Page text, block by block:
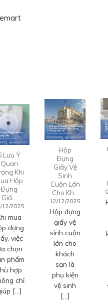
Lưu Ý
Quan
Khi
Hộp
Đựng
Giấ…
12/2025
mua
đựng
việc
chọn
phẩm
hợp
chỉ
[…]
Hộp
Đựng
Giấy Vệ
Sinh
Cuộn Lớn
Cho Kh…
12/12/2025
Hộp đựng
giấy vệ
sinh cuộn
lớn cho
khách
sạn là
phụ kiện
vệ sinh
[…]